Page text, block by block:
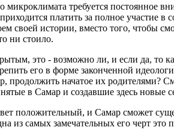
микроклимата требуется постоянное
платить за полное участие в
своей истории, вместо того, чтобы
ни стоило.
это - возможно ли, и если да, то
его в форме законченной
продолжить начатое их родителями?
в Самар и создавшие здесь новые
положительный, и Самар сможет
из самых замечательных его черт